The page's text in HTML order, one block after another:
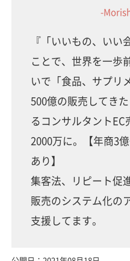
-
『「いいもの、い
ことで、世界を一歩
いで「食品、サプリ
500億の販売してき
るコンサルタント
2000万に。【年商3
あり】
集客法、リピート促
販売のシステム化の
支援してます。